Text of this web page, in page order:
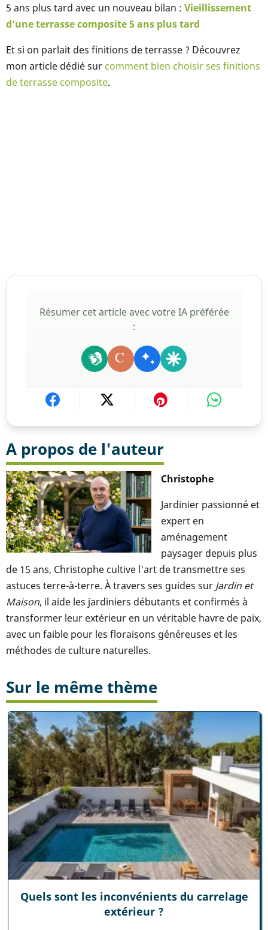
5 ans plus tard avec un nouveau bilan : Vieillissement
d'une terrasse composite 5 ans plus tard
Et si on parlait des finitions de terrasse ? Découvrez
mon article dédié sur comment bien choisir ses finitions
de terrasse composite.
Résumer cet article avec votre IA préférée
:
C
A propos de l'auteur
Christophe
Jardinier passionné et
expert en
aménagement
paysager depuis plus
de 15 ans, Christophe cultive l'art de transmettre ses
astuces terre-à-terre. À travers ses guides sur Jardin et
Maison, il aide les jardiniers débutants et confirmés à
transformer leur extérieur en un véritable havre de paix,
avec un faible pour les floraisons généreuses et les
méthodes de culture naturelles.
Sur le même thème
Quels sont les inconvénients du carrelage
extérieur ?